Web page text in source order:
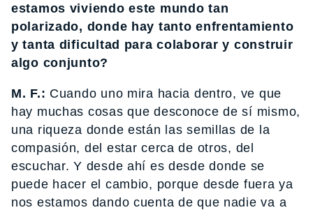
estamos viviendo este mundo tan
polarizado, donde hay tanto enfrentamiento
y tanta dificultad para colaborar y construir
algo conjunto?
M. F.: Cuando uno mira hacia dentro, ve que
hay muchas cosas que desconoce de sí mismo,
una riqueza donde están las semillas de la
compasión, del estar cerca de otros, del
escuchar. Y desde ahí es desde donde se
puede hacer el cambio, porque desde fuera ya
nos estamos dando cuenta de que nadie va a